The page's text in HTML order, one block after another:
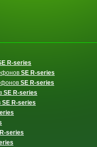
R-series
SE R-series
SE R-series
SE R-series
SE R-series
series